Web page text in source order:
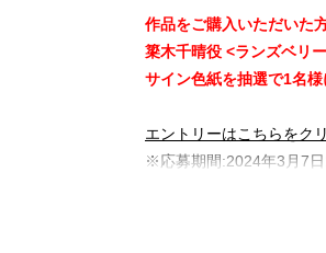
作品をご購入いただいた
簗木千晴役 <ランズベリ
サイン色紙を抽選で1名
エントリーはこちらをク
※応募期間:2024年3月7
会社員のあなたは、いつ